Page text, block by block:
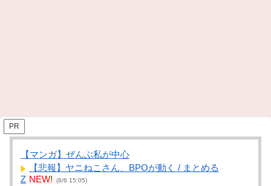
PR
【マンガ】ぜんぶ私が中心
【悲報】ヤニねこさん、BPOが動く / まとめる
Z NEW! (8/6 15:05)